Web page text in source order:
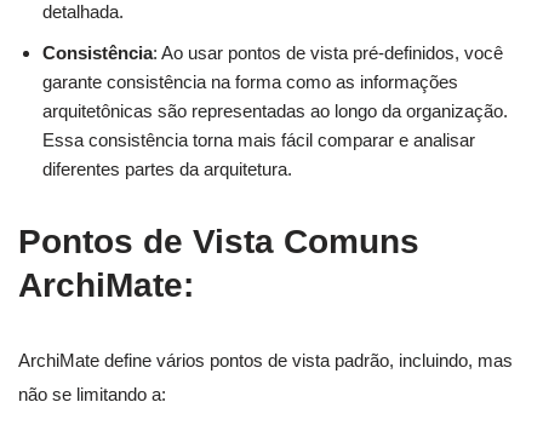
detalhada.
Consistência: Ao usar pontos de vista pré-definidos, você
garante consistência na forma como as informações
arquitetônicas são representadas ao longo da organização.
Essa consistência torna mais fácil comparar e analisar
diferentes partes da arquitetura.
Pontos de Vista Comuns
ArchiMate:
ArchiMate define vários pontos de vista padrão, incluindo, mas
não se limitando a: